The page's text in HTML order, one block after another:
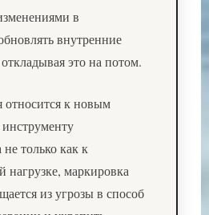
в
внутренние
это на потом.
относится к новым
не только как к
нагрузке, маркировка
из угрозы в способ